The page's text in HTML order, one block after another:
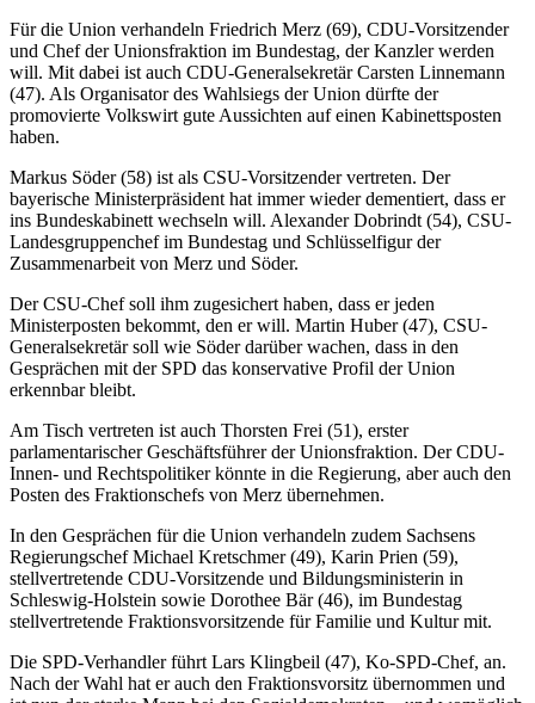
Für die Union verhandeln Friedrich Merz (69), CDU-Vorsitzender
und Chef der Unionsfraktion im Bundestag, der Kanzler werden
will. Mit dabei ist auch CDU-Generalsekretär Carsten Linnemann
(47). Als Organisator des Wahlsiegs der Union dürfte der
promovierte Volkswirt gute Aussichten auf einen Kabinettsposten
haben.
Markus Söder (58) ist als CSU-Vorsitzender vertreten. Der
bayerische Ministerpräsident hat immer wieder dementiert, dass er
ins Bundeskabinett wechseln will. Alexander Dobrindt (54), CSU-
Landesgruppenchef im Bundestag und Schlüsselfigur der
Zusammenarbeit von Merz und Söder.
Der CSU-Chef soll ihm zugesichert haben, dass er jeden
Ministerposten bekommt, den er will. Martin Huber (47), CSU-
Generalsekretär soll wie Söder darüber wachen, dass in den
Gesprächen mit der SPD das konservative Profil der Union
erkennbar bleibt.
Am Tisch vertreten ist auch Thorsten Frei (51), erster
parlamentarischer Geschäftsführer der Unionsfraktion. Der CDU-
Innen- und Rechtspolitiker könnte in die Regierung, aber auch den
Posten des Fraktionschefs von Merz übernehmen.
In den Gesprächen für die Union verhandeln zudem Sachsens
Regierungschef Michael Kretschmer (49), Karin Prien (59),
stellvertretende CDU-Vorsitzende und Bildungsministerin in
Schleswig-Holstein sowie Dorothee Bär (46), im Bundestag
stellvertretende Fraktionsvorsitzende für Familie und Kultur mit.
Die SPD-Verhandler führt Lars Klingbeil (47), Ko-SPD-Chef, an.
Nach der Wahl hat er auch den Fraktionsvorsitz übernommen und